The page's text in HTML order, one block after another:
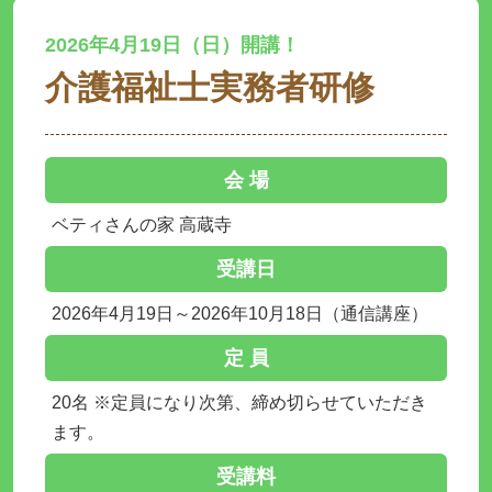
2026年4月19日（日）開講！
介護福祉士実務者研修
会 場
ベティさんの家 高蔵寺
受講日
2026年4月19日～2026年10月18日（通信講座）
定 員
20名 ※定員になり次第、締め切らせていただき
ます。
受講料